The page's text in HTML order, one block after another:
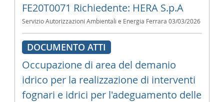
FE20T0071 Richiedente: HERA S.p.A
Servizio Autorizzazioni Ambientali e Energia Ferrara 03/03/2026
DOCUMENTO ATTI
Occupazione di area del demanio
idrico per la realizzazione di interventi
fognari e idrici per l'adeguamento delle